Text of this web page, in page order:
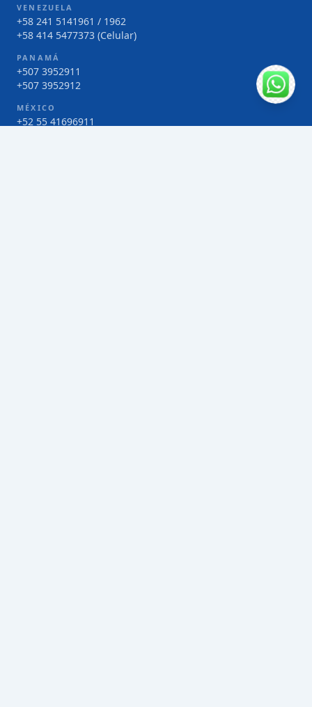
VENEZUELA
+58 241 5141961 / 1962
+58 414 5477373 (Celular)
PANAMÁ
+507 3952911
+507 3952912
MÉXICO
+52 55 41696911